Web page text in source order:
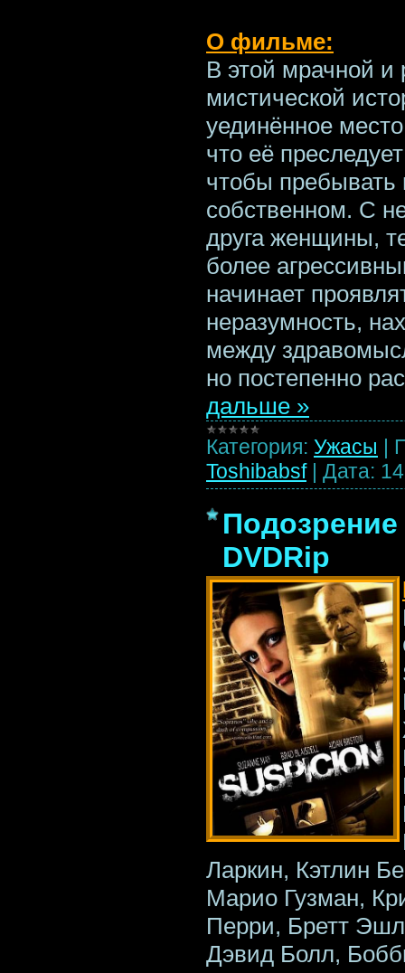
О фильме:
В этой мрачной и
мистической
уединённое
что её
чтобы пребывать
собственном. С
друга женщины,
более
начинает
неразумность,
между
но постепенно
дальше »
Категория: Ужасы |
Toshibabsf | Дата:
DVDRip
Ларкин, Кэтлин
Марио Гузман,
Перри, Бретт
Дэвид Болл,